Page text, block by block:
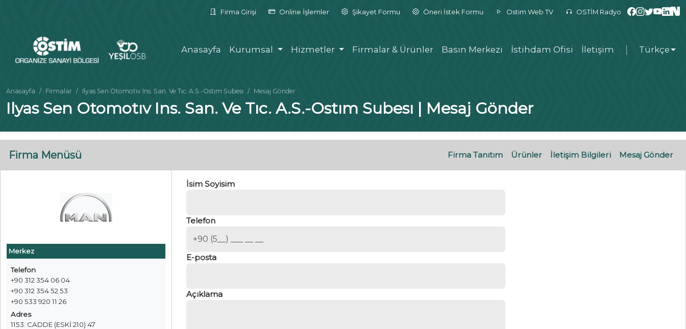
Firma Girişi Online İşlemler Şikayet Formu Öneri İstek Formu Ostim Web TV OSTİM Radyo
Anasayfa Kurumsal Hizmetler Firmalar & Ürünler Basın Merkezi İstihdam Ofisi İletişim Türkçe
Anasayfa Firmalar Ilyas Sen Otomotıv Ins. San. Ve Tıc. A.S.-Ostım Subesı Mesaj Gönder
Ilyas Sen Otomotıv Ins. San. Ve Tıc. A.S.-Ostım Subesı | Mesaj Gönder
Firma Menüsü Firma Tanıtım Ürünler İletişim Bilgileri Mesaj Gönder
Merkez
Telefon
+90 312 354 06 04
+90 312 354 52 53
+90 533 920 11 26
Adres
1153. CADDE (ESKİ 210) 47
İsim Soyisim
Telefon
E-posta
Açıklama